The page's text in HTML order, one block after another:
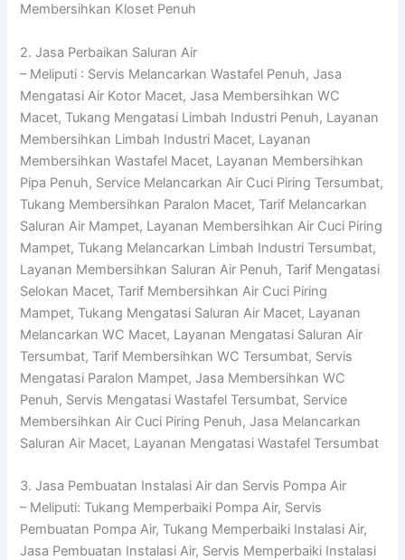
Membersihkan Kloset Penuh
2. Jasa Perbaikan Saluran Air
– Meliputi : Servis Melancarkan Wastafel Penuh, Jasa
Mengatasi Air Kotor Macet, Jasa Membersihkan WC
Macet, Tukang Mengatasi Limbah Industri Penuh, Layanan
Membersihkan Limbah Industri Macet, Layanan
Membersihkan Wastafel Macet, Layanan Membersihkan
Pipa Penuh, Service Melancarkan Air Cuci Piring Tersumbat,
Tukang Membersihkan Paralon Macet, Tarif Melancarkan
Saluran Air Mampet, Layanan Membersihkan Air Cuci Piring
Mampet, Tukang Melancarkan Limbah Industri Tersumbat,
Layanan Membersihkan Saluran Air Penuh, Tarif Mengatasi
Selokan Macet, Tarif Membersihkan Air Cuci Piring
Mampet, Tukang Mengatasi Saluran Air Macet, Layanan
Melancarkan WC Macet, Layanan Mengatasi Saluran Air
Tersumbat, Tarif Membersihkan WC Tersumbat, Servis
Mengatasi Paralon Mampet, Jasa Membersihkan WC
Penuh, Servis Mengatasi Wastafel Tersumbat, Service
Membersihkan Air Cuci Piring Penuh, Jasa Melancarkan
Saluran Air Macet, Layanan Mengatasi Wastafel Tersumbat
3. Jasa Pembuatan Instalasi Air dan Servis Pompa Air
– Meliputi: Tukang Memperbaiki Pompa Air, Servis
Pembuatan Pompa Air, Tukang Memperbaiki Instalasi Air,
Jasa Pembuatan Instalasi Air, Servis Memperbaiki Instalasi